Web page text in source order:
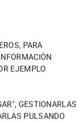
PARA
EJEMPLO
GESTIONARLAS
PULSANDO